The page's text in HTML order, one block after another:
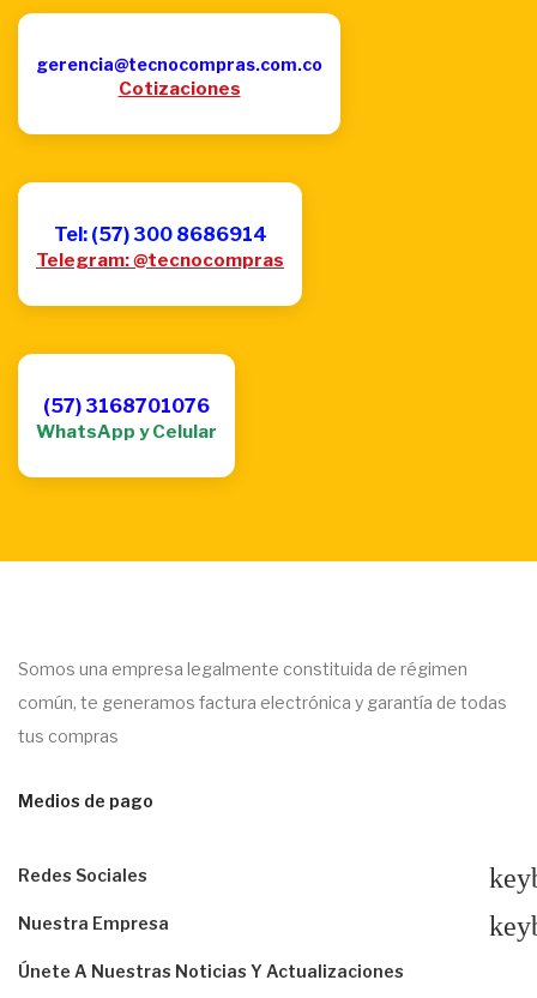
gerencia@tecnocompras.com.co
Cotizaciones
Tel: (57) 300 8686914
Telegram: @tecnocompras
(57) 3168701076
WhatsApp y Celular
Somos una empresa legalmente constituida de régimen
común, te generamos factura electrónica y garantía de todas
tus compras
Medios de pago
Redes Sociales
Nuestra Empresa
Únete A Nuestras Noticias Y Actualizaciones